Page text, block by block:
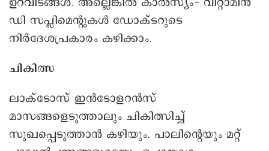
ഡി സപ്ലിമെന്റുകള്‍ ഡോക്ടറുടെ
നിര്‍ദേശപ്രകാരം കഴിക്കാം.
ചികിത്സ
ലാക്ടോസ് ഇൻടോളറൻസ്
മാസങ്ങളെടുത്താലും ചികിത്സിച്ച്
സുഖപ്പെടുത്താന്‍ കഴിയും. പാലിന്റെയും മറ്റ്